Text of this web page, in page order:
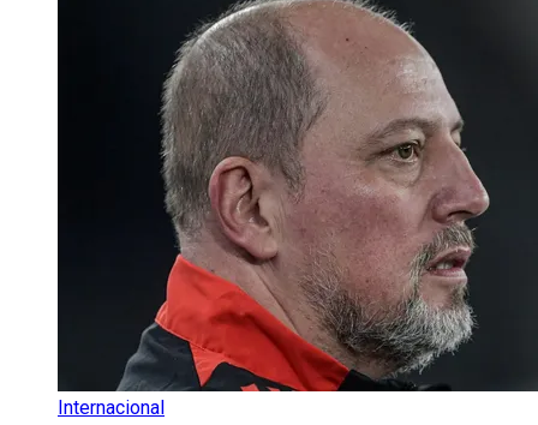
Internacional